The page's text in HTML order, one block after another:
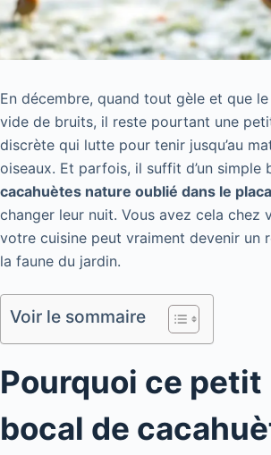
En décembre, quand tout gèle et que
vide de bruits, il reste pourtant une
discrète qui lutte pour tenir jusqu’au
oiseaux. Et parfois, il suffit d’un simple
cacahuètes nature oublié dans le
changer leur nuit. Vous avez cela chez
votre cuisine peut vraiment devenir un
la faune du jardin.
Voir le sommaire
Pourquoi ce petit
bocal de